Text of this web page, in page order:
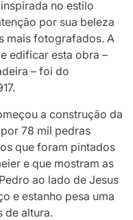
no estilo
por sua beleza
mais fotografados. A
edificar esta obra –
– foi do
a construção da
78 mil pedras
que foram pintados
e que mostram as
ao lado de Jesus
e estanho pesa uma
de altura.